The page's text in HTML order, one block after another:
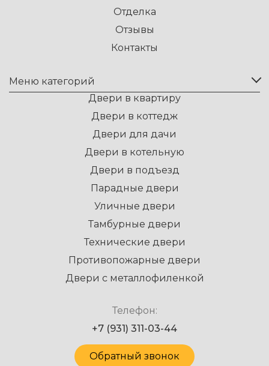
Отделка
Отзывы
Контакты
Меню категорий
Двери в квартиру
Двери в коттедж
Двери для дачи
Двери в котельную
Двери в подъезд
Парадные двери
Уличные двери
Тамбурные двери
Технические двери
Противопожарные двери
Двери с металлофиленкой
Телефон:
+7 (931) 311-03-44
Обратный звонок